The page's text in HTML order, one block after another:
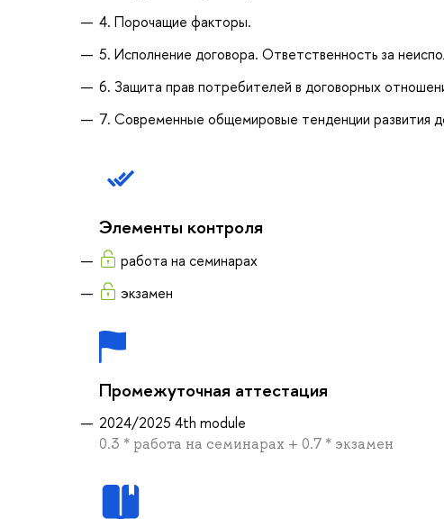
4. Порочащие факторы.
5. Исполнение договора. Ответственность за
6. Защита прав потребителей в договорных
7. Современные общемировые тенденции развития
Элементы контроля
работа на семинарах
экзамен
Промежуточная аттестация
2024/2025 4th module
0.3 * работа на семинарах + 0.7 * экзамен